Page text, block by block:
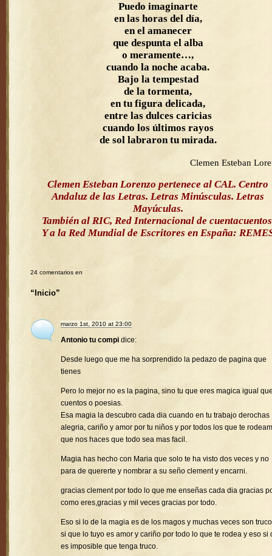
Puedo imaginarte
en las horas del día,
en el amanecer
que despunta el alba
o meramente…,
cuando la noche acaba.
Bajo la tempestad
de la tormenta,
en tu figura delicada,
entre las dulces caricias
cuando los últimos rayos
de sol labraron tu mirada.
Clemen Esteban
Clemen Esteban Lorenzo pertenece al CAL. Centro
Andaluz de las Letras. Letras Minúsculas. Letras
Mayúculas.
También al RIC, Red Internacional de
Y a la Red Mundial de Escritores en España:
24 comentarios en
“Inicio”
marzo 1st, 2010 at 23:00
Antonio tu compi dice:
Desde luego que me ha sorprendido la pedazo de pagina que
tienes
Pero lo mejor no es la pagina, sino tu que eres magica igual
cuentos o poesias.
Esa magia la descubro cada dia cuando en tu trabajo derochas
alegria, cariño y amor por tu niños y por todos los que te
que nos haces que todo sea mas facil.
Magia has hecho con Maria que solo te ha visto dos veces y no
para de quererte y nombrar a su seño clement y encarni.
gracias clement por todo lo que me enseñas cada dia gracias
como eres,gracias y mil veces gracias por todo.
Eso si lo de la magia es de los magos y muchas veces son
si que lo tuyo es amor y cariño por todo lo que te rodea y eso si
es imposible que tenga truco.